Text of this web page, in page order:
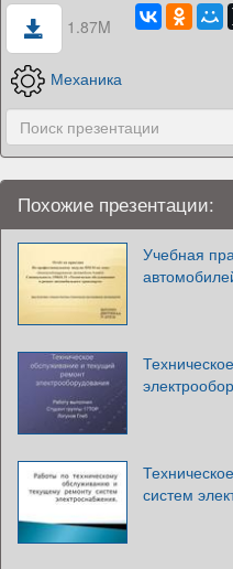
1.87M
Механика
Похожие презентации:
Учебная
систем